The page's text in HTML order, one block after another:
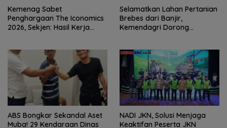
Kemenag Sabet
Penghargaan The Iconomics
2026, Sekjen: Hasil Kerja
Selamatkan Lahan Pertanian
Brebes dari Banjir,
Kemendagri Dorong
ABS Bongkar Sekandal Aset
Muba! 29 Kendaraan Dinas
NADI JKN, Solusi Menjaga
Keaktifan Peserta JKN